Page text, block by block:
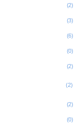
(2)
(3)
(6)
(0)
(2)
(2)
(2)
(0)